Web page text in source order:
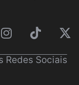
Redes Sociais